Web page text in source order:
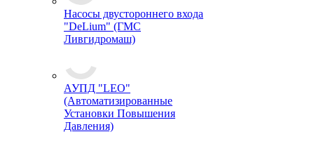
Насосы двустороннего входа
"DeLium" (ГМС
Ливгидромаш)
АУПД "LEO"
(Автоматизированные
Установки Повышения
Давления)